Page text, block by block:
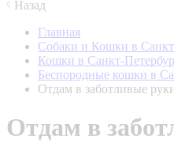
Назад
Главная
Собаки и Кошки в
Кошки в Санкт-
Беспородные кошки в
Отдам в заботливые
Отдам в